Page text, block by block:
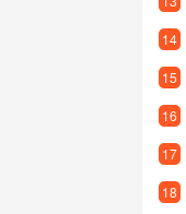
14
15
16
17
18